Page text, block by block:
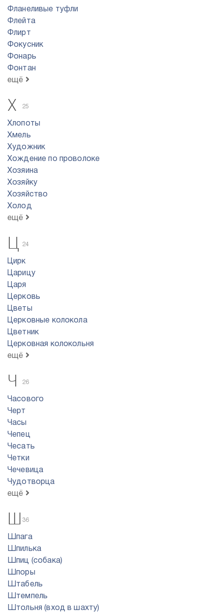
Фланеливые туфли
Флейта
Флирт
Фокусник
Фонарь
Фонтан
ещё
Х 25
Хлопоты
Хмель
Художник
Хождение по проволоке
Хозяина
Хозяйку
Хозяйство
Холод
ещё
Ц 24
Цирк
Царицу
Царя
Церковь
Цветы
Церковные колокола
Цветник
Церковная колокольня
ещё
Ч 26
Часового
Черт
Часы
Чепец
Чесать
Четки
Чечевица
Чудотворца
ещё
Ш 36
Шпага
Шпилька
Шпиц (собака)
Шпоры
Штабель
Штемпель
Штольня (вход в шахту)